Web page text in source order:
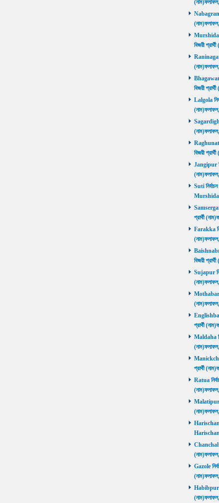
Nabagram
বিজয়ী
Raninagar
বিজয়ী
Lalgola
Sagardighi
বিজয়ী
Jangipur
Suti
প্রার্থী
Farakka
বিজয়ী
Sujapur
Mothabari
প্রার্থী
Maldaha
প্রার্থী
Ratua
Malatipur
Chanchal
Gazole
Habibpur